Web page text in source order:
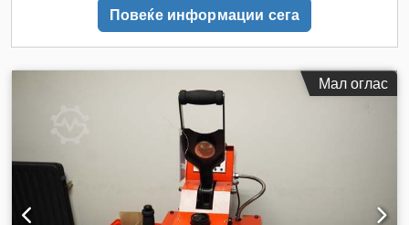
Повеќе информации сега
Мал оглас